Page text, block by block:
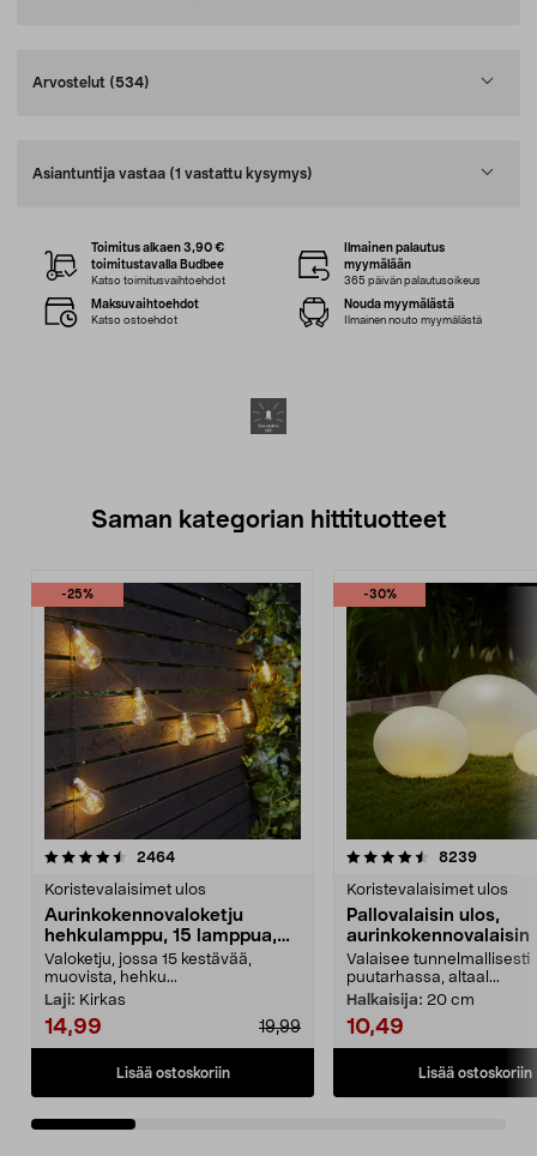
Arvostelut (534)
Asiantuntija vastaa (1 vastattu kysymys)
Toimitus alkaen 3,90 €
toimitustavalla Budbee
Katso toimitusvaihtoehdot
Ilmainen palautus
myymälään
365 päivän palautusoikeus
Maksuvaihtoehdot
Katso ostoehdot
Nouda myymälästä
Ilmainen nouto myymälästä
Saman kategorian hittituotteet
-25%
2464arvostelut
Koristevalaisimet ulos
Aurinkokennovaloketju
hehkulamppu, 15 lamppua,
7,2 m
Valoketju, jossa 15 kestävää,
muovista, hehku...
Laji: Kirkas
14,99 19,99
Lisää ostoskoriin
-30%
4.5 viidestä
8239
Koristevalaisimet ulos
Pallovalaisin ulos,
aurinkokennovalaisin
Valaisee tunnelmallisesti
puutarhassa, altaal...
Halkaisija: 20 cm
10,49
Lisää ostoskoriin
4.5 viidestä